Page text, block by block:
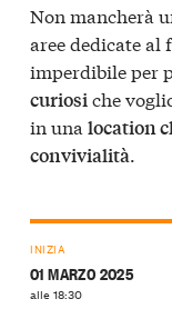
Non mancherà
aree dedicate al
imperdibile per
curiosiche
in una location
convivialità.
INIZIA
01 MARZO 2025
alle 18:30